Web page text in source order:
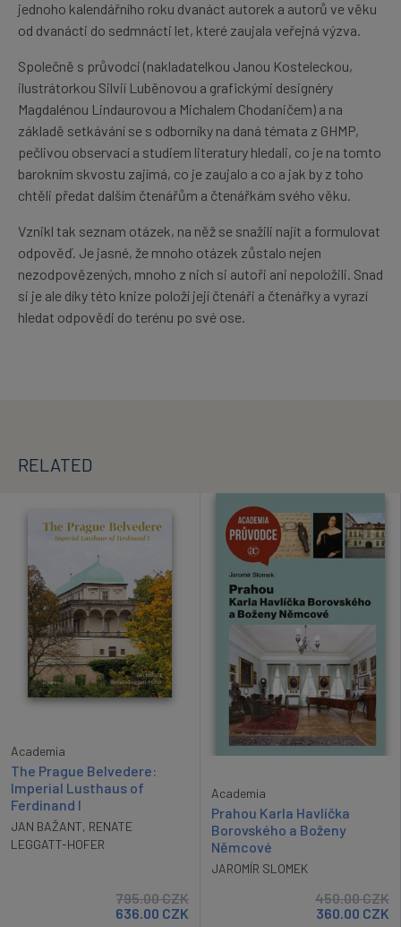
jednoho kalendářního roku dvanáct autorek a autorů ve věku
od dvanácti do sedmnácti let, které zaujala veřejná výzva.
Společně s průvodci (nakladatelkou Janou Kosteleckou,
ilustrátorkou Silvií Luběnovou a grafickými designéry
Magdalénou Lindaurovou a Michalem Chodaničem) a na
základě setkávání se s odborníky na daná témata z GHMP,
pečlivou observací a studiem literatury hledali, co je na tomto
barokním skvostu zajímá, co je zaujalo a co a jak by z toho
chtěli předat dalším čtenářům a čtenářkám svého věku.
Vznikl tak seznam otázek, na něž se snažili najít a formulovat
odpověď. Je jasné, že mnoho otázek zůstalo nejen
nezodpovězených, mnoho z nich si autoři ani nepoložili. Snad
si je ale díky této knize položí její čtenáři a čtenářky a vyrazí
hledat odpovědi do terénu po své ose.
RELATED
Academia
The Prague Belvedere:
Imperial Lusthaus of
Ferdinand I
JAN BAŽANT, RENATE
LEGGATT-HOFER
795.00CZK
636.00 CZK
Academia
Prahou Karla Havlíčka
Borovského a Boženy
Němcové
JAROMÍR SLOMEK
450.00CZK
360.00 CZK